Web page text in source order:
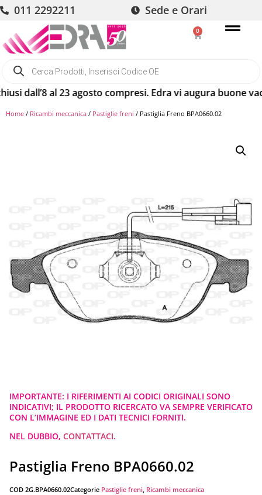
011 2292211 Sede e Orari
0
dall’8 al 23 agosto compresi. Edra vi augura buone
Home / Ricambi meccanica / Pastiglie freni / Pastiglia Freno BPA0660.02
IMPORTANTE: I RIFERIMENTI AI CODICI ORIGINALI SONO
INDICATIVI; IL PRODOTTO RICERCATO VA SEMPRE VERIFICATO
CON L’IMMAGINE ED I DATI TECNICI FORNITI.
NEL DUBBIO, CONTATTACI.
Pastiglia Freno BPA0660.02
COD 2G.BPA0660.02Categorie Pastiglie freni, Ricambi meccanica